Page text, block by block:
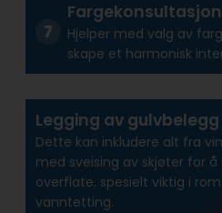
Hjelper med valg av
skape et harmonisk
Legging av
Dette kan inkludere alt fra
med sveising av skjøter for å
overflate, spesielt viktig i
vanntetting.